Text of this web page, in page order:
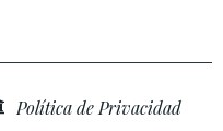
Política de Privacidad